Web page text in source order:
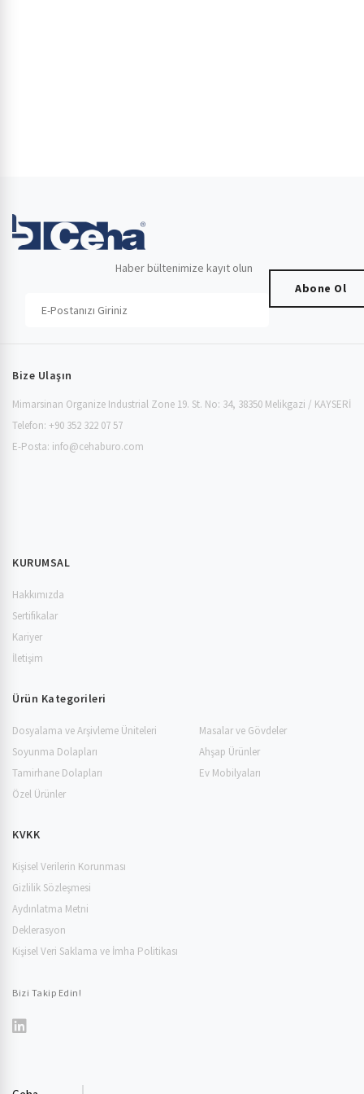
Haber bültenimize kayıt olun
Abone Ol
Bize Ulaşın
Mimarsinan Organize Industrial Zone 19. St. No: 34, 38350 Melikgazi / KAYSERİ
Telefon: +90 352 322 07 57
E-Posta: info@cehaburo.com
KURUMSAL
Hakkımızda
Sertifikalar
Kariyer
İletişim
Ürün Kategorileri
Dosyalama ve Arşivleme Üniteleri
Soyunma Dolapları
Tamirhane Dolapları
Özel Ürünler
Masalar ve Gövdeler
Ahşap Ürünler
Ev Mobilyaları
KVKK
Kişisel Verilerin Korunması
Gizlilik Sözleşmesi
Aydınlatma Metni
Deklerasyon
Kişisel Veri Saklama ve İmha Politikası
Bizi Takip Edin!